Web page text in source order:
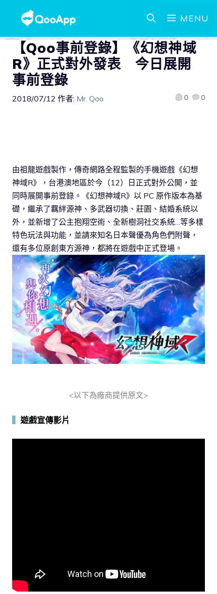
MENU
【Qoo事前登錄】《幻想神域
R》正式對外發表 今日展開
事前登錄
2018/07/12 作者: Mr. Qoo 0 0
由祖龍遊戲製作，傳奇網路全程監製的手機遊戲《幻想
神域R》，台港澳地區於今（12）日正式對外公開，並
同時展開事前登錄。《幻想神域R》以 PC 原作版本為基
礎，繼承了羈絆源神、多武器切換、莊園、結婚系統以
外，並新增了公主抱翔空術、全新樹洞社交系統…等多樣
特色玩法與功能，並請來知名日本聲優為角色們附聲，
還有多位原創東方源神，都將在遊戲中正式登場。
<以下為廠商提供原文>
遊戲宣傳影片